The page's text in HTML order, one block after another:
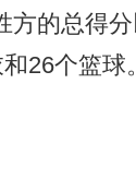
的总得
26个篮球